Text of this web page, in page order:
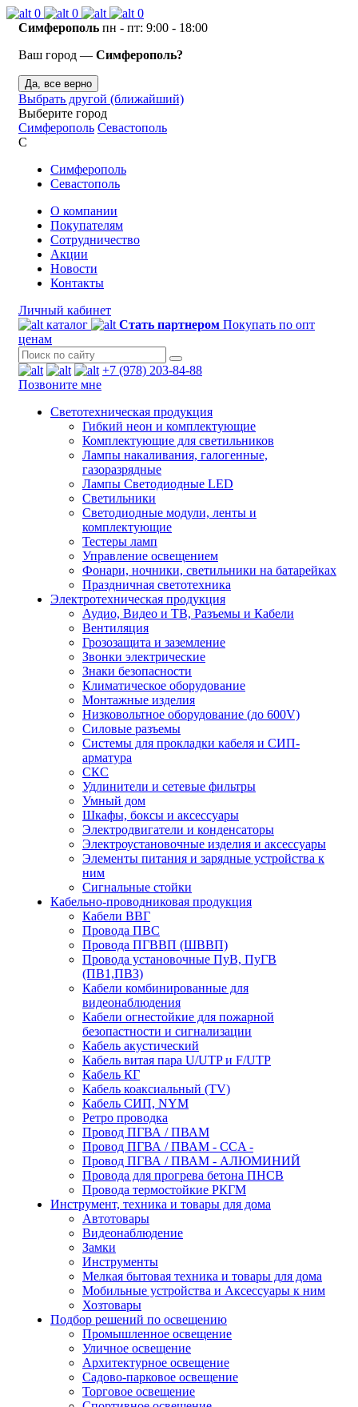
0 0
0
Симферополь пн - пт: 9:00 - 18:00
Ваш город — Симферополь?
Да, все верно
Выбрать другой (ближайший)
Выберите город
Симферополь Севастополь
С
Симферополь
Севастополь
О компании
Покупателям
Сотрудничество
Акции
Новости
Контакты
Личный кабинет
каталог
Стать партнером Покупать по опт
ценам
+7 (978) 203-84-88
Позвоните мне
Светотехническая продукция
Гибкий неон и комплектующие
Комплектующие для светильников
Лампы накаливания, галогенные,
газоразрядные
Лампы Светодиодные LED
Светильники
Светодиодные модули, ленты и
комплектующие
Тестеры ламп
Управление освещением
Фонари, ночники, светильники на батарейках
Праздничная светотехника
Электротехническая продукция
Аудио, Видео и ТВ, Разъемы и Кабели
Вентиляция
Грозозащита и заземление
Звонки электрические
Знаки безопасности
Климатическое оборудование
Монтажные изделия
Низковольтное оборудование (до 600V)
Силовые разъемы
Системы для прокладки кабеля и СИП-
арматура
СКС
Удлинители и сетевые фильтры
Умный дом
Шкафы, боксы и аксессуары
Электродвигатели и конденсаторы
Электроустановочные изделия и аксессуары
Элементы питания и зарядные устройства к
ним
Сигнальные стойки
Кабельно-проводниковая продукция
Кабели ВВГ
Провода ПВС
Провода ПГВВП (ШВВП)
Провода установочные ПуВ, ПуГВ
(ПВ1,ПВ3)
Кабели комбинированные для
видеонаблюдения
Кабели огнестойкие для пожарной
безопастности и сигнализации
Кабель акустический
Кабель витая пара U/UTP и F/UTP
Кабель КГ
Кабель коаксиальный (TV)
Кабель СИП, NYM
Ретро проводка
Провод ПГВА / ПВАМ
Провод ПГВА / ПВАМ - CCA -
Провод ПГВА / ПВАМ - АЛЮМИНИЙ
Провода для прогрева бетона ПНСВ
Провода термостойкие РКГМ
Инструмент, техника и товары для дома
Автотовары
Видеонаблюдение
Замки
Инструменты
Мелкая бытовая техника и товары для дома
Мобильные устройства и Аксессуары к ним
Хозтовары
Подбор решений по освещению
Промышленное освещение
Уличное освещение
Архитектурное освещение
Садово-парковое освещение
Торговое освещение